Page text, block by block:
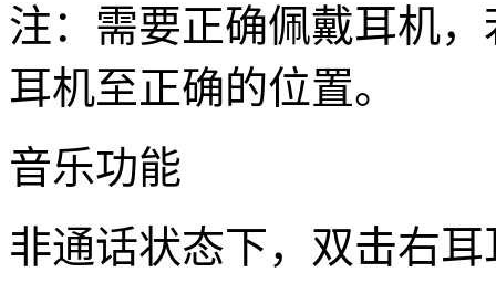
注：需要正确佩戴耳机
耳机至正确的位置。
音乐功能
非通话状态下，双击右